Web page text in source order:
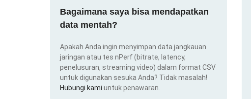
Bagaimana saya bisa mendapatkan
data mentah?
Apakah Anda ingin menyimpan data jangkauan
jaringan atau tes nPerf (bitrate, latency,
penelusuran, streaming video) dalam format CSV
untuk digunakan sesuka Anda? Tidak masalah!
Hubungi kami untuk penawaran.